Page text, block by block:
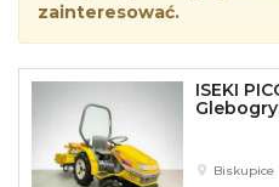
zainteresować.
ISEKI
Biskupice